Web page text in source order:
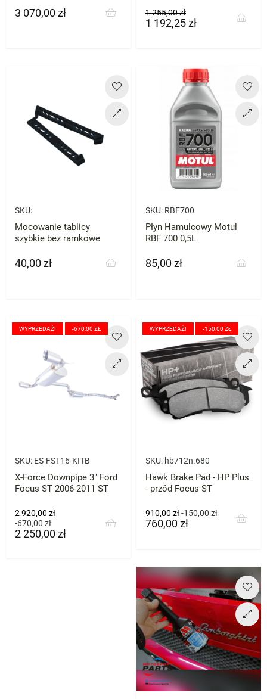
Cena
3 070,00 zł
Cena
podstawowa
1 255,00 złCena
1 192,25 zł
SKU:
Mocowanie tablicy
szybkie bez ramkowe
Cena
40,00 zł
SKU: RBF700
Płyn Hamulcowy Motul
RBF 700 0,5L
Cena
85,00 zł
SKU: ES-FST16-KITB
X-Force Downpipe 3" Ford
Focus ST 2006-2011 ST
Cena
podstawowa
2 920,00 zł
-670,00 złCena
2 250,00 zł
WYPRZEDAŻ! -670,00 ZŁ
SKU: hb712n.680
Hawk Brake Pad - HP Plus
- przód Focus ST
Cena
podstawowa
910,00 zł-150,00 złCena
760,00 zł
WYPRZEDAŻ! -150,00 ZŁ